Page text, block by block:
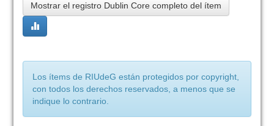
Mostrar el registro Dublin Core completo del ítem
Los ítems de RIUdeG están protegidos por copyright,
con todos los derechos reservados, a menos que se
indique lo contrario.